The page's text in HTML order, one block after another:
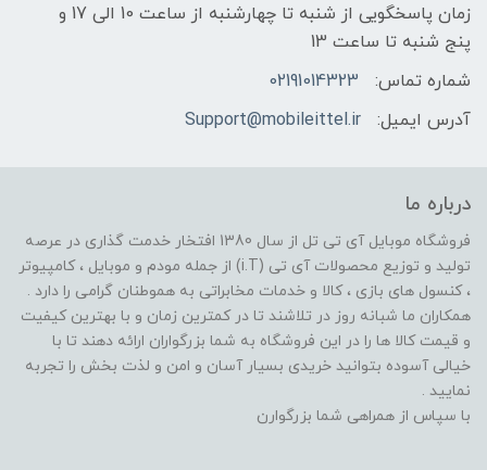
زمان پاسخگویی از شنبه تا چهارشنبه از ساعت 10 الی 17 و
پنج شنبه تا ساعت 13
شماره تماس:
02191014323
آدرس ایمیل:
Support@mobileittel.ir
درباره ما
فروشگاه موبایل آی تی تل از سال 1380 افتخار خدمت گذاری در عرصه
تولید و توزیع محصولات آی تی (i.T) از جمله مودم و موبایل ، کامپیوتر
، کنسول های بازی ، کالا و خدمات مخابراتی به هموطنان گرامی را دارد .
همکاران ما شبانه روز در تلاشند تا در کمترین زمان و با بهترین کیفیت
و قیمت کالا ها را در این فروشگاه به شما بزرگواران ارائه دهند تا با
خیالی آسوده بتوانید خریدی بسیار آسان و امن و لذت بخش را تجربه
نمایید .
با سپاس از همراهی شما بزرگوارن